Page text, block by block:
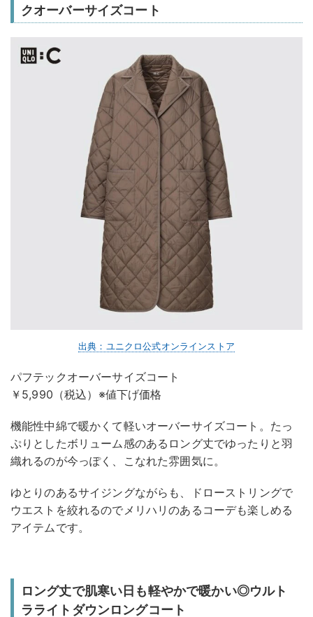
クオーバーサイズコート
出典：ユニクロ公式オンラインストア
パフテックオーバーサイズコート
￥5,990（税込）※値下げ価格
機能性中綿で暖かくて軽いオーバーサイズコート。たっ
ぷりとしたボリューム感のあるロング丈でゆったりと羽
織れるのが今っぽく、こなれた雰囲気に。
ゆとりのあるサイジングながらも、ドローストリングで
ウエストを絞れるのでメリハリのあるコーデも楽しめる
アイテムです。
ロング丈で肌寒い日も軽やかで暖かい◎ウルト
ラライトダウンロングコート